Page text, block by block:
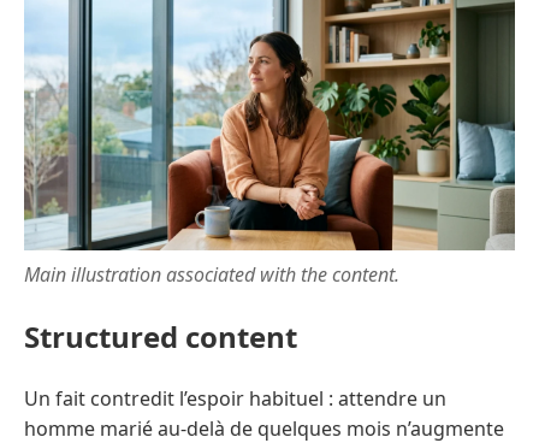
Main illustration associated with the content.
Structured content
Un fait contredit l’espoir habituel : attendre un
homme marié au-delà de quelques mois n’augmente